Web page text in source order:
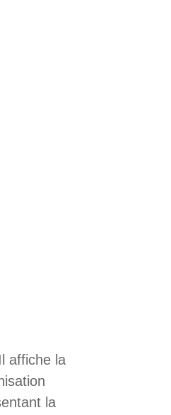
affiche la
la